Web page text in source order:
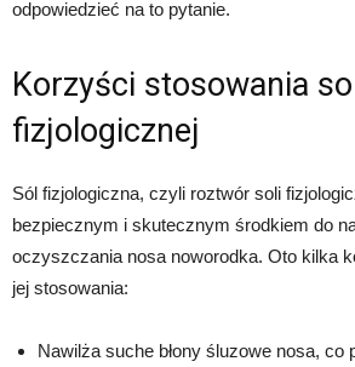
odpowiedzieć na to pytanie.
Korzyści stosowania
fizjologicznej
Sól fizjologiczna, czyli roztwór soli
bezpiecznym i skutecznym środkiem do
oczyszczania nosa noworodka. Oto kilka
jej stosowania:
Nawilża suche błony śluzowe nosa, co